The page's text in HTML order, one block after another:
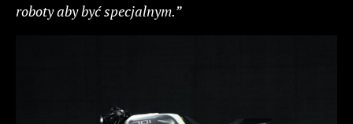
roboty aby być specjalnym.”